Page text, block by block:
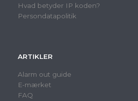
Hvad betyder IP koden?
Persondatapolitik
ARTIKLER
Alarm out guide
E-mærket
FAQ